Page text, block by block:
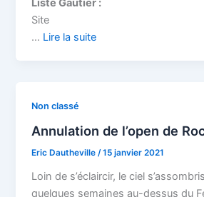
Site
… Lire la suite
Non classé
Annulation de l’open de
Eric Dautheville/15 janvier 2021
Loin de s’éclaircir, le ciel
quelques semaines au-dessus du